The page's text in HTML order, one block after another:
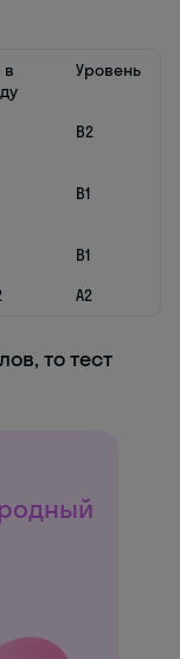
в
Уровень
B2
B1
B1
A2
то тест